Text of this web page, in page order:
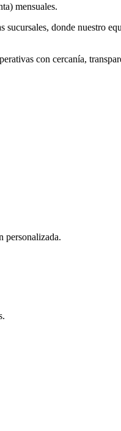
mensuales.
donde nuestro
con cercanía,
personalizada.